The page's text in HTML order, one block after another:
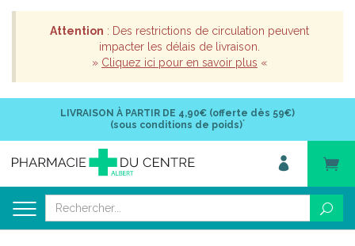
Attention : Des restrictions de circulation peuvent
impacter les délais de livraison.
» Cliquez ici pour en savoir plus «
LIVRAISON À PARTIR DE 4,90€ (offerte dès 59€)
(sous conditions de poids)*